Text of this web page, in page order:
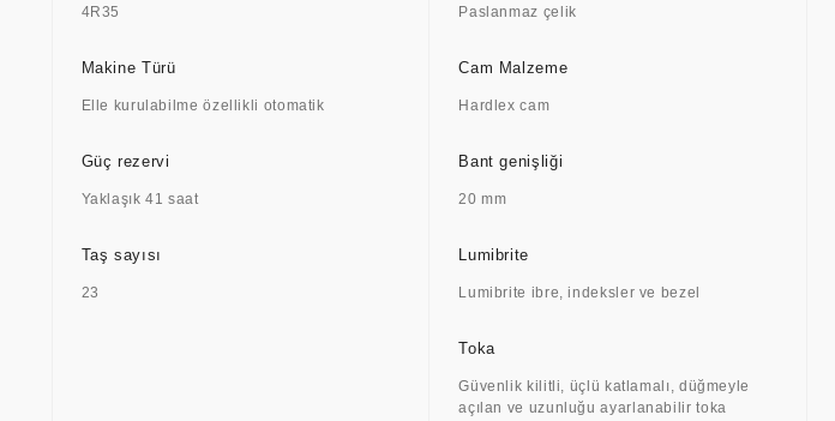
4R35
Makine Türü
Elle kurulabilme özellikli otomatik
Güç rezervi
Yaklaşık 41 saat
Taş sayısı
23
Paslanmaz çelik
Cam Malzeme
Hardlex cam
Bant genişliği
20 mm
Lumibrite
Lumibrite ibre, indeksler ve bezel
Toka
Güvenlik kilitli, üçlü katlamalı, düğmeyle
açılan ve uzunluğu ayarlanabilir toka